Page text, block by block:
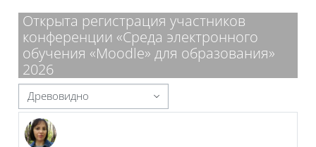
Блоки
Открыта регистрация участников
конференции «Среда электронного
обучения «Moodle» для образования»
2026
Режим отображения